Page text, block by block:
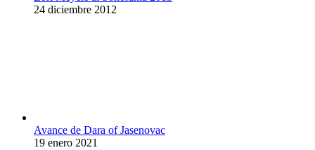
24 diciembre 2012
Avance de Dara of Jasenovac
19 enero 2021